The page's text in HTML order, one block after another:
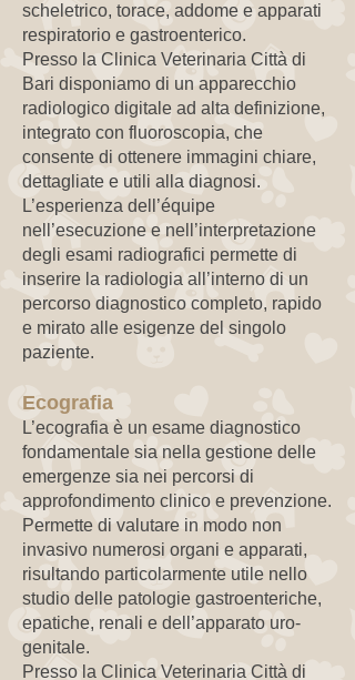
scheletrico, torace, addome e apparati
respiratorio e gastroenterico.
Presso la Clinica Veterinaria Città di
Bari disponiamo di un apparecchio
radiologico digitale ad alta definizione,
integrato con fluoroscopia, che
consente di ottenere immagini chiare,
dettagliate e utili alla diagnosi.
L’esperienza dell’équipe
nell’esecuzione e nell’interpretazione
degli esami radiografici permette di
inserire la radiologia all’interno di un
percorso diagnostico completo, rapido
e mirato alle esigenze del singolo
paziente.
Ecografia
L’ecografia è un esame diagnostico
fondamentale sia nella gestione delle
emergenze sia nei percorsi di
approfondimento clinico e prevenzione.
Permette di valutare in modo non
invasivo numerosi organi e apparati,
risultando particolarmente utile nello
studio delle patologie gastroenteriche,
epatiche, renali e dell’apparato uro-
genitale.
Presso la Clinica Veterinaria Città di